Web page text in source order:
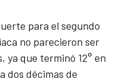
para el segundo
no parecieron ser
ya que terminó 12° en
dos décimas de